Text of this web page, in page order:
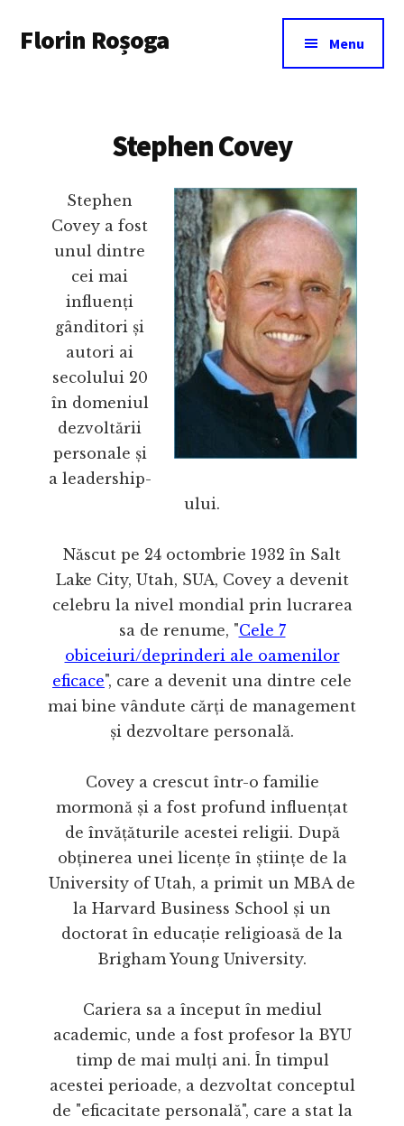
main
menu
Florin Roșoga Menu
Stephen Covey
Stephen
Covey a fost
unul dintre
cei mai
influenți
gânditori și
autori ai
secolului 20
în domeniul
dezvoltării
personale și
a leadership-
ului.
Născut pe 24 octombrie 1932 în Salt
Lake City, Utah, SUA, Covey a devenit
celebru la nivel mondial prin lucrarea
sa de renume, "Cele 7
obiceiuri/deprinderi ale oamenilor
eficace", care a devenit una dintre cele
mai bine vândute cărți de management
și dezvoltare personală.
Covey a crescut într-o familie
mormonă și a fost profund influențat
de învățăturile acestei religii. După
obținerea unei licențe în științe de la
University of Utah, a primit un MBA de
la Harvard Business School și un
doctorat în educație religioasă de la
Brigham Young University.
Cariera sa a început în mediul
academic, unde a fost profesor la BYU
timp de mai mulți ani. În timpul
acestei perioade, a dezvoltat conceptul
de "eficacitate personală", care a stat la